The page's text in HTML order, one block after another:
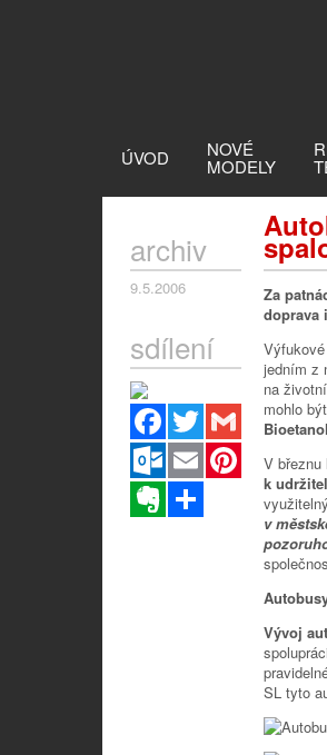
ÚVOD NOVÉ
MODELY
archiv
9.5.2006
sdílení
Facebook
Twitter
Gmail
Outlook.com
Email
Evernote
Za
doprava
jedním z
na
mohlo
V březnu
k
v
Vývoj
SL tyto